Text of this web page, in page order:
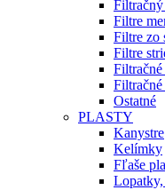
Filtre
Filtre zo
Filtre
Filtračné
Ostatné
PLASTY
Kanystre
Kelímky
Fľaše